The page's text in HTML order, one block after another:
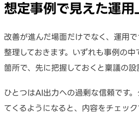
想定事例で見えた運用
改善が進んだ場面だけでなく、運用
整理しておきます。いずれも事例の
箇所で、先に把握しておくと稟議の設
ひとつはAI出力への過剰な信頼です
てくるようになると、内容をチェッ